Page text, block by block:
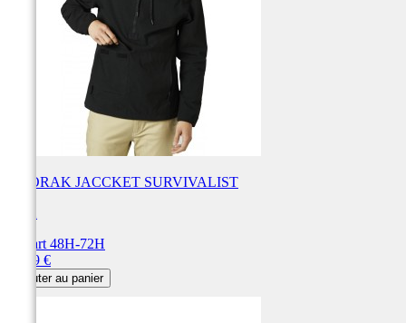
ANORAK JACCKET SURVIVALIST
Départ 48H-72H
99,99 €
Ajouter au panier